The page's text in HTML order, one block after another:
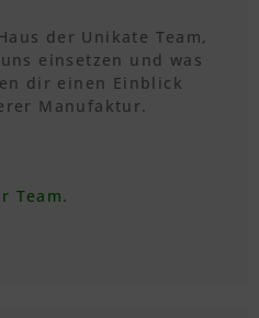
der Unikate Team,
einsetzen und was
dir einen Einblick
Manufaktur.
Team.